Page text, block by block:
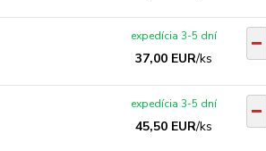
37,00 EUR/ks
expedícia 3-5 dní
45,50 EUR/ks
expedícia 3-5 dní